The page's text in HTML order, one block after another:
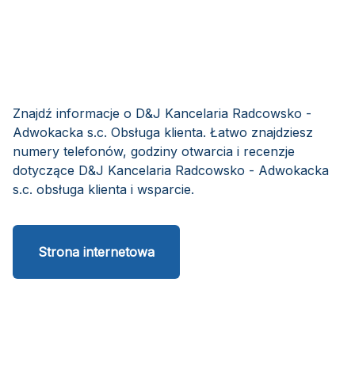
Znajdź informacje o D&J Kancelaria Radcowsko -
Adwokacka s.c. Obsługa klienta. Łatwo znajdziesz
numery telefonów, godziny otwarcia i recenzje
dotyczące D&J Kancelaria Radcowsko - Adwokacka
s.c. obsługa klienta i wsparcie.
Strona internetowa